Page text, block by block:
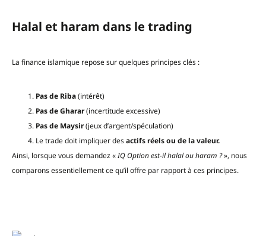
Halal et haram dans le trading
La finance islamique repose sur quelques principes clés :
Pas de Riba(intérêt)
Pas de Gharar(incertitude excessive)
Pas de Maysir(jeux d’argent/spéculation)
Le trade doit impliquer desactifs réels ou de la valeur.
Ainsi, lorsque vous demandez «IQ Option est-il halal ou haram ?», nous
comparons essentiellement ce qu’il offre par rapport à ces principes.